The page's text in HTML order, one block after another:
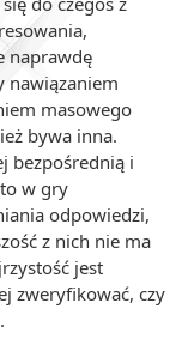
naprawdę
nawiązaniem
masowego
bywa inna.
bezpośrednią i
w gry
odpowiedzi,
z nich nie ma
jest
zweryfikować, czy